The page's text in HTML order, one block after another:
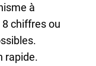
à
chiffres ou
rapide.